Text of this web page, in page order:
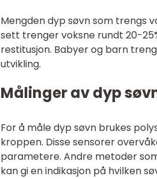
Mengden dyp søvn som trengs
sett trenger voksne rundt 20-
restitusjon. Babyer og barn
utvikling.
Målinger av dyp
For å måle dyp søvn brukes
kroppen. Disse sensorer
parametere. Andre metoder
kan gi en indikasjon på hvilken